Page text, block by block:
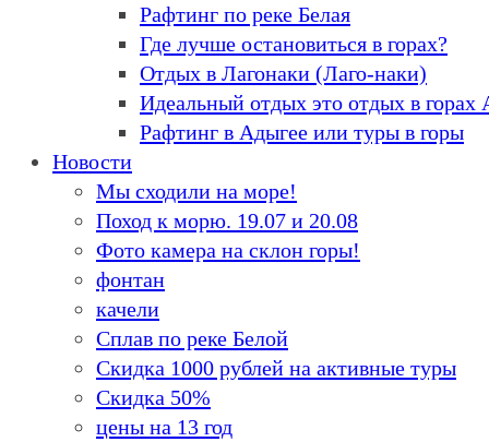
Рафтинг по реке Белая
Где лучше остановиться в горах?
Отдых в Лагонаки (Лаго-наки)
Идеальный отдых это отдых в горах
Рафтинг в Адыгее или туры в горы
Новости
Мы сходили на море!
Поход к морю. 19.07 и 20.08
Фото камера на склон горы!
фонтан
качели
Сплав по реке Белой
Скидка 1000 рублей на активные туры
Скидка 50%
цены на 13 год